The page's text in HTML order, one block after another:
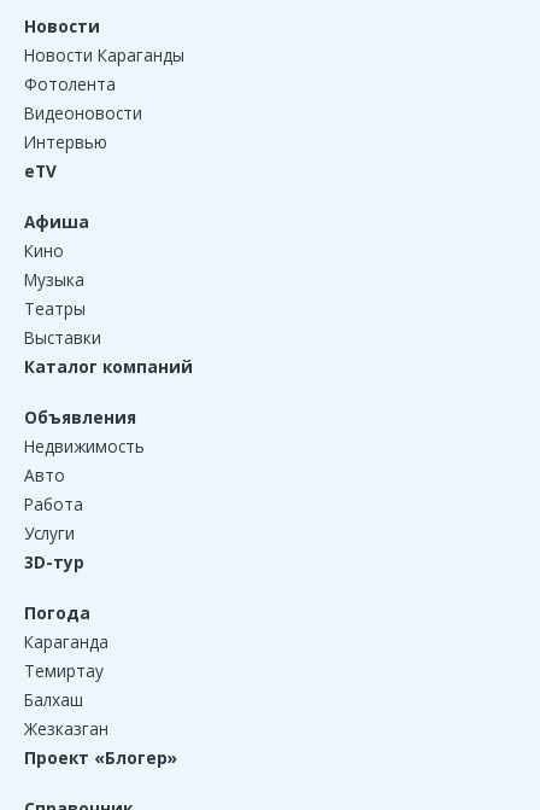
Новости
Новости Караганды
Фотолента
Видеоновости
Интервью
eTV
Афиша
Кино
Музыка
Театры
Выставки
Каталог компаний
Объявления
Недвижимость
Авто
Работа
Услуги
3D-тур
Погода
Караганда
Темиртау
Балхаш
Жезказган
Проект «Блогер»